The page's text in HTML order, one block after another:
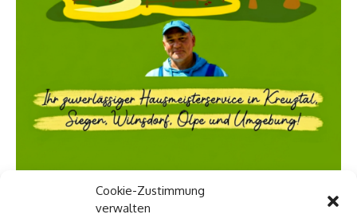
Cookie-Zustimmung
verwalten